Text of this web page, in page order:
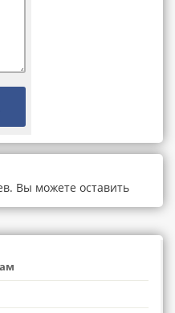
Вы можете оставить